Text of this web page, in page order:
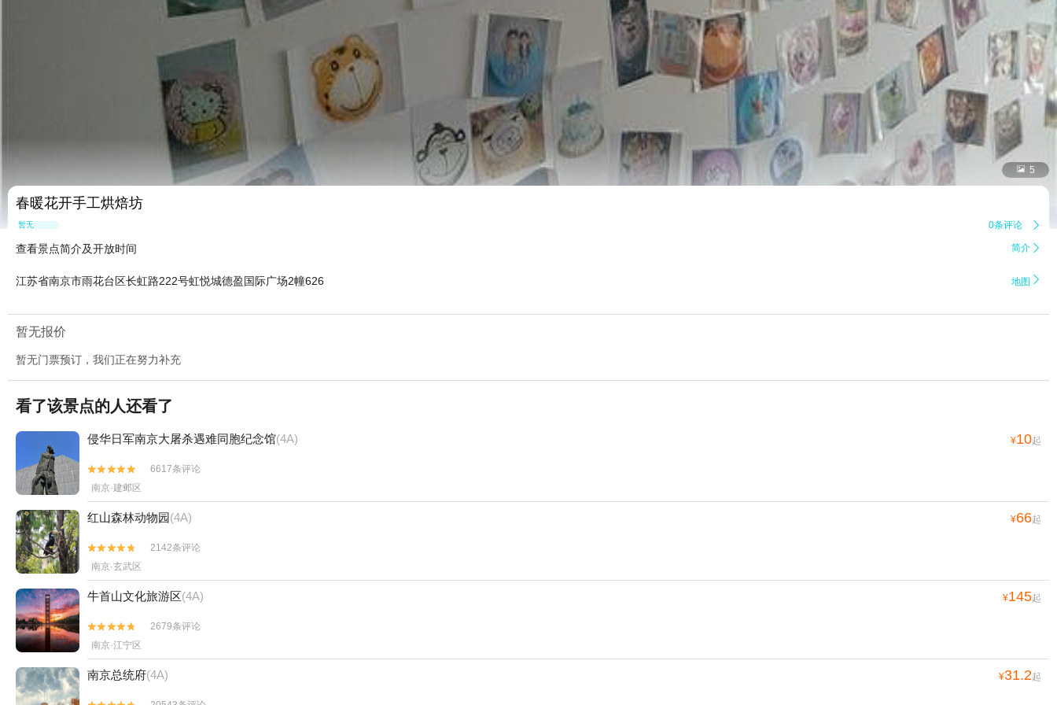
 5
春暖花开手工烘焙坊
暂无点评 0条评论 
查看景点简介及开放时间 简介 
江苏省南京市雨花台区长虹路222号虹悦城德盈国际广场2幢626 地图 
暂无报价
暂无门票预订，我们正在努力补充
看了该景点的人还看了
侵华日军南京大屠杀遇难同胞纪念馆(4A) ¥10起


6617条评论
南京·建邺区
红山森林动物园(4A) ¥66起


2142条评论
南京·玄武区
牛首山文化旅游区(4A) ¥145起


2679条评论
南京·江宁区
南京总统府(4A) ¥31.2起